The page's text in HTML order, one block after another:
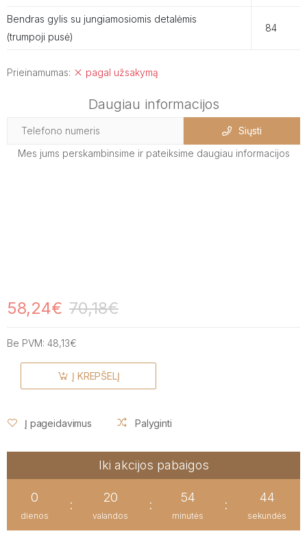
Bendras gylis su jungiamosiomis detalėmis
(trumpoji pusė)
84
Prieinamumas: pagal užsakymą
Daugiau informacijos
Siųsti
Mes jums perskambinsime ir pateiksime daugiau informacijos
58,24€ 70,18€
Be PVM: 48,13€
Į KREPŠELĮ
Į pageidavimus Palyginti
Iki akcijos pabaigos
0
dienos
:
20
valandos
:
54
minutės
:
43
sekundės